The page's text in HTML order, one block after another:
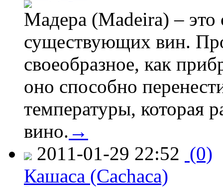
Мадера (Madeira) – это
существующих вин.
своеобразное, как
оно способно
температуры, которая
вино. →
2011-01-29 22:52 (0)
Кашаса (Cachaca)